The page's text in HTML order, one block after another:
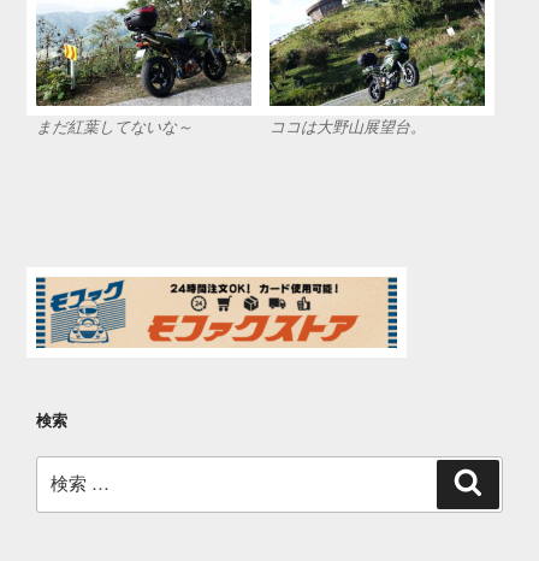
まだ紅葉してないな～ ココは大野山展望台。
検索
索: